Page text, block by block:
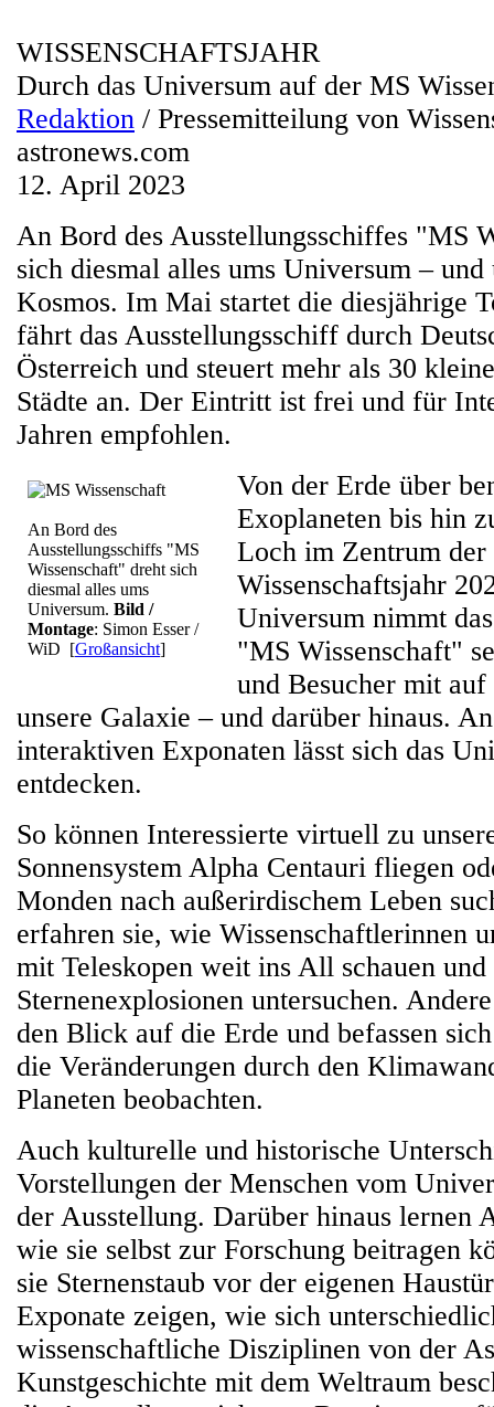
WISSENSCHAFTSJAHR
Durch das Universum auf der MS
Redaktion / Pressemitteilung von
astronews.com
12. April 2023
An Bord des Ausstellungsschiffes "MS
sich diesmal alles ums Universum – und
Kosmos. Im Mai startet die diesjährige
fährt das Ausstellungsschiff durch
Österreich und steuert mehr als 30
Städte an. Der Eintritt ist frei und für
Jahren empfohlen.
An Bord des
Ausstellungsschiffs "MS
Wissenschaft" dreht sich
diesmal alles ums
Universum. Bild /
Montage: Simon Esser /
WiD [Großansicht]
Von der Erde über
Exoplaneten bis hin
Loch im Zentrum
Wissenschaftsjahr
Universum nimmt
"MS Wissenschaft"
und Besucher mit
unsere Galaxie – und darüber hinaus.
interaktiven Exponaten lässt sich das
entdecken.
So können Interessierte virtuell zu
Sonnensystem Alpha Centauri fliegen
Monden nach außerirdischem Leben
erfahren sie, wie Wissenschaftlerinnen
mit Teleskopen weit ins All schauen und
Sternenexplosionen untersuchen.
den Blick auf die Erde und befassen
die Veränderungen durch den
Planeten beobachten.
Auch kulturelle und historische
Vorstellungen der Menschen vom
der Ausstellung. Darüber hinaus lernen
wie sie selbst zur Forschung beitragen
sie Sternenstaub vor der eigenen
Exponate zeigen, wie sich
wissenschaftliche Disziplinen von der
Kunstgeschichte mit dem Weltraum